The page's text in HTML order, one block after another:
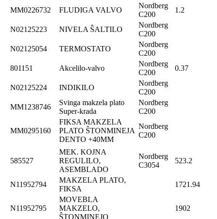
MM0226732 FLUDIGA VALVO
Nordberg
C200
1.2
N02125223 NIVELA ŜALTILO
Nordberg
C200
N02125054
TERMOSTATO
Nordberg
C200
801151
Akcelilo-valvo
Nordberg
C200
0.37
N02125224 INDIKILO
Nordberg
C200
MM1238746
Svinga makzela plato
Super-krada
Nordberg
C200
MM0295160
FIKSA MAKZELA
PLATO ŜTONMINEJA
DENTO +40MM
Nordberg
C200
585527
MEK. KOJNA
REGULILO,
ASEMBLADO
Nordberg
C3054
523.2
N11952794
MAKZELA PLATO,
FIKSA
1721.94
N11952795
MOVEBLA
MAKZELO,
ŜTONMINEJO
1902